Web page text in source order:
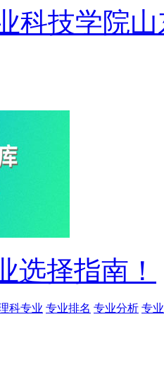
科技学院
选择指南！
科专业 专业排名 专业分析 专